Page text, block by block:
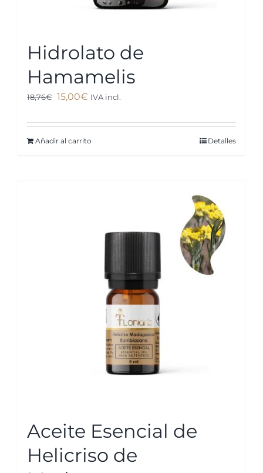
Hidrolato de
Hamamelis
18,76€ El
original
era:
15,00€El
actual
es:
IVA incl.
Añadir al carrito Detalles
Aceite Esencial de
Helicriso de